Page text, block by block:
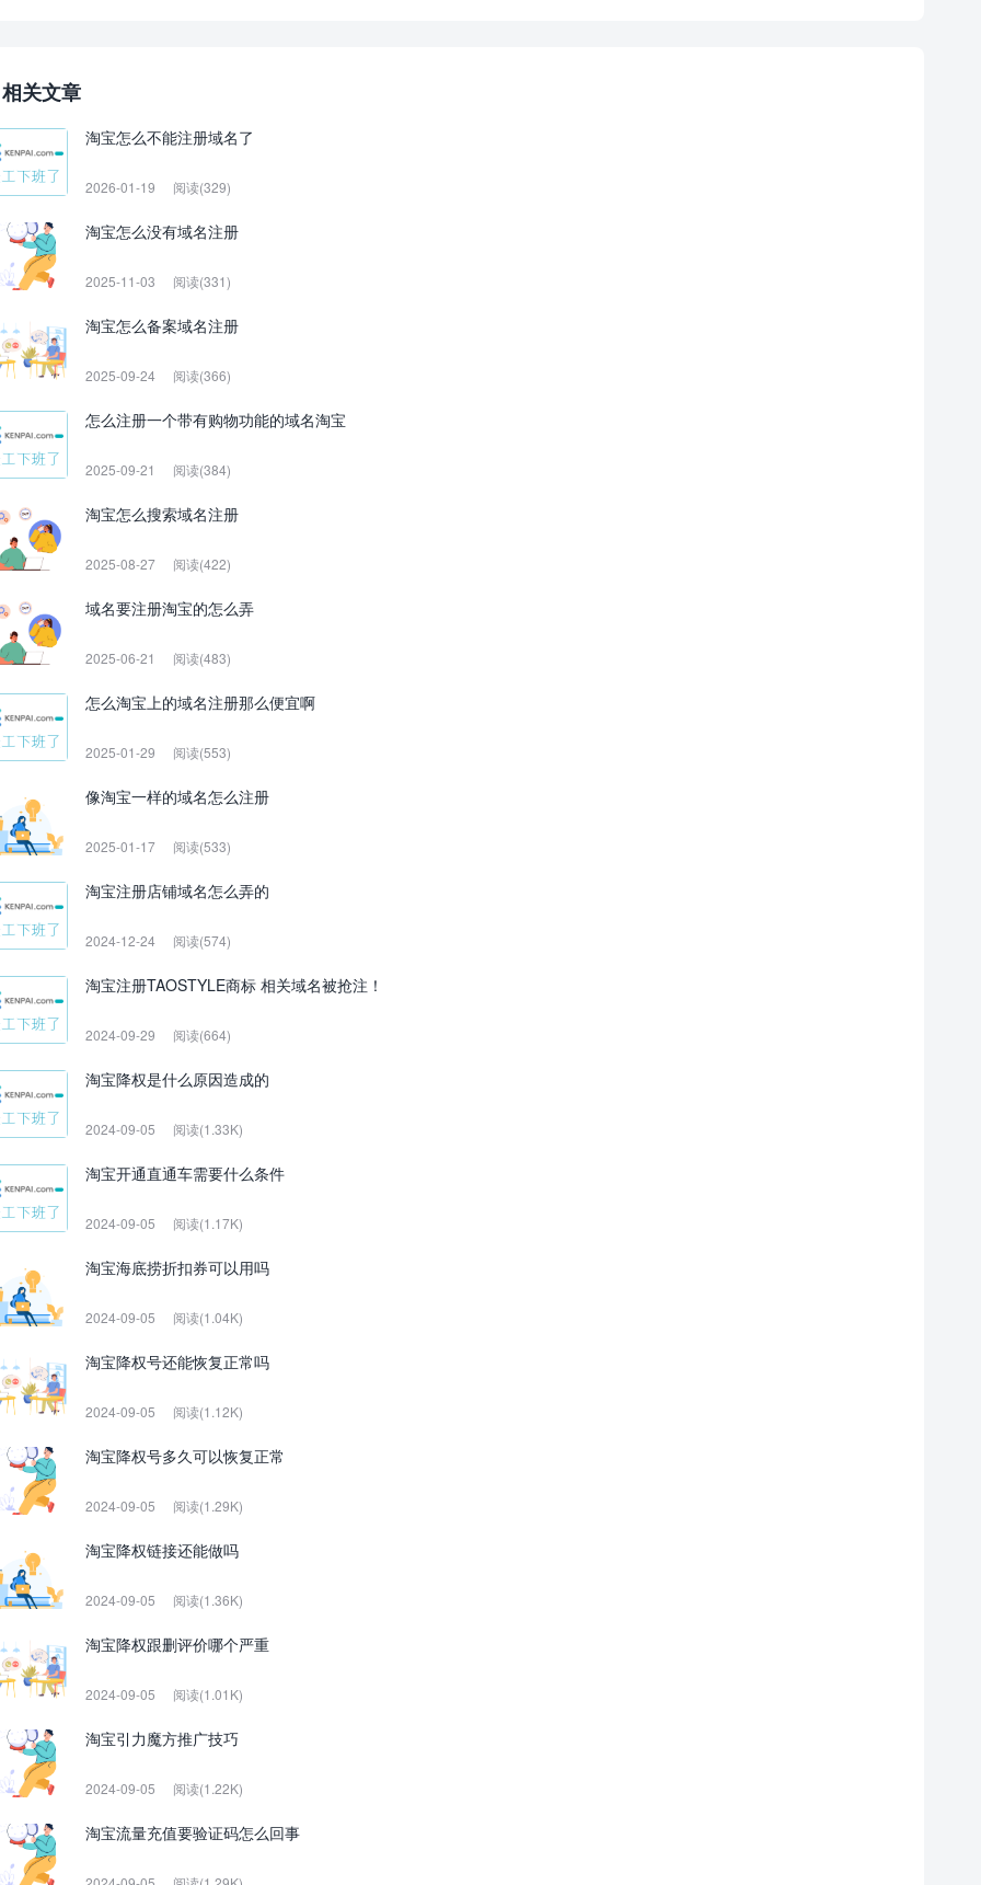
相关文章
淘宝怎么不能注册域名了
2026-01-19 阅读(329)
淘宝怎么没有域名注册
2025-11-03 阅读(331)
淘宝怎么备案域名注册
2025-09-24 阅读(366)
怎么注册一个带有购物功能的域名淘宝
2025-09-21 阅读(384)
淘宝怎么搜索域名注册
2025-08-27 阅读(422)
域名要注册淘宝的怎么弄
2025-06-21 阅读(483)
怎么淘宝上的域名注册那么便宜啊
2025-01-29 阅读(553)
像淘宝一样的域名怎么注册
2025-01-17 阅读(533)
淘宝注册店铺域名怎么弄的
2024-12-24 阅读(574)
淘宝注册TAOSTYLE商标 相关域名被抢注！
2024-09-29 阅读(664)
淘宝降权是什么原因造成的
2024-09-05 阅读(1.33K)
淘宝开通直通车需要什么条件
2024-09-05 阅读(1.17K)
淘宝海底捞折扣券可以用吗
2024-09-05 阅读(1.04K)
淘宝降权号还能恢复正常吗
2024-09-05 阅读(1.12K)
淘宝降权号多久可以恢复正常
2024-09-05 阅读(1.29K)
淘宝降权链接还能做吗
2024-09-05 阅读(1.36K)
淘宝降权跟删评价哪个严重
2024-09-05 阅读(1.01K)
淘宝引力魔方推广技巧
2024-09-05 阅读(1.22K)
淘宝流量充值要验证码怎么回事